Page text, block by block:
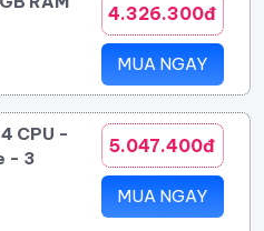
4.326.300đ
MUA NGAY
CPU -
- 3
5.047.400đ
MUA NGAY